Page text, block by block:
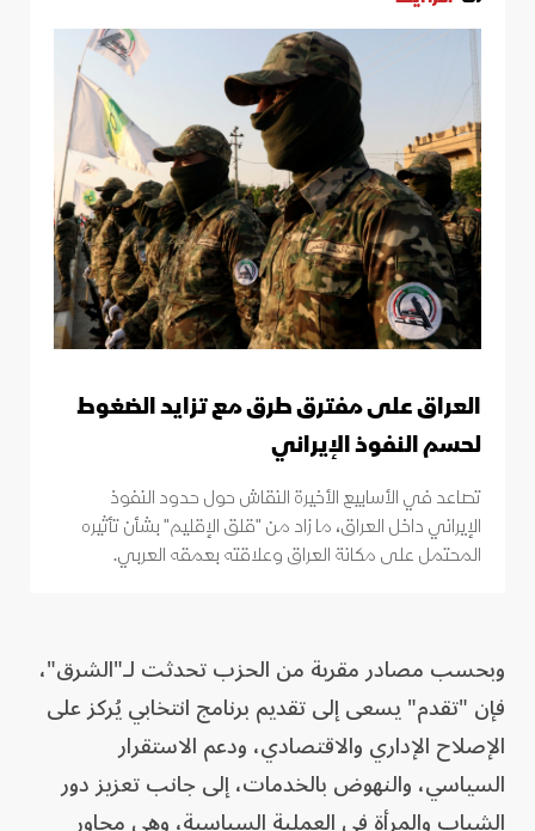
العراق على مفترق طرق مع تزايد الضغوط
لحسم النفوذ الإيراني
تصاعد في الأسابيع الأخيرة النقاش حول حدود النفوذ
الإيراني داخل العراق، ما زاد من "قلق الإقليم" بشأن تأثيره
المحتمل على مكانة العراق وعلاقته بعمقه العربي.
وبحسب مصادر مقربة من الحزب تحدثت لـ"الشرق"،
فإن "تقدم" يسعى إلى تقديم برنامج انتخابي يُركز على
الإصلاح الإداري والاقتصادي، ودعم الاستقرار
السياسي، والنهوض بالخدمات، إلى جانب تعزيز دور